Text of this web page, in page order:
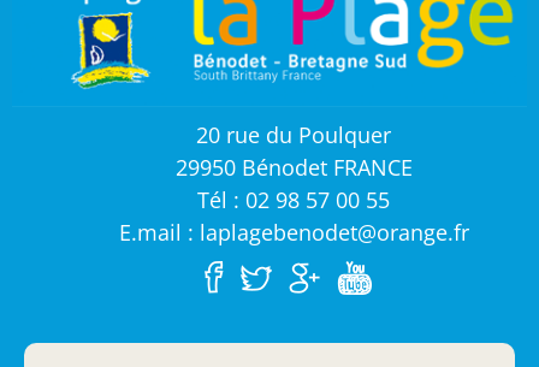
20 rue du Poulquer
29950 Bénodet FRANCE
Tél : 02 98 57 00 55
E.mail : laplagebenodet@orange.fr